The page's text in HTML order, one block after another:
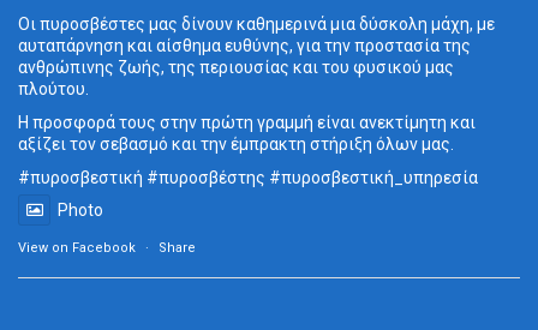
Οι πυροσβέστες μας δίνουν καθημερινά μια δύσκολη μάχη, με
αυταπάρνηση και αίσθημα ευθύνης, για την προστασία της
ανθρώπινης ζωής, της περιουσίας και του φυσικού μας
πλούτου.
Η προσφορά τους στην πρώτη γραμμή είναι ανεκτίμητη και
αξίζει τον σεβασμό και την έμπρακτη στήριξη όλων μας.
#πυροσβεστική #πυροσβέστης #πυροσβεστική_ υπηρεσία
Photo
View on Facebook · Share